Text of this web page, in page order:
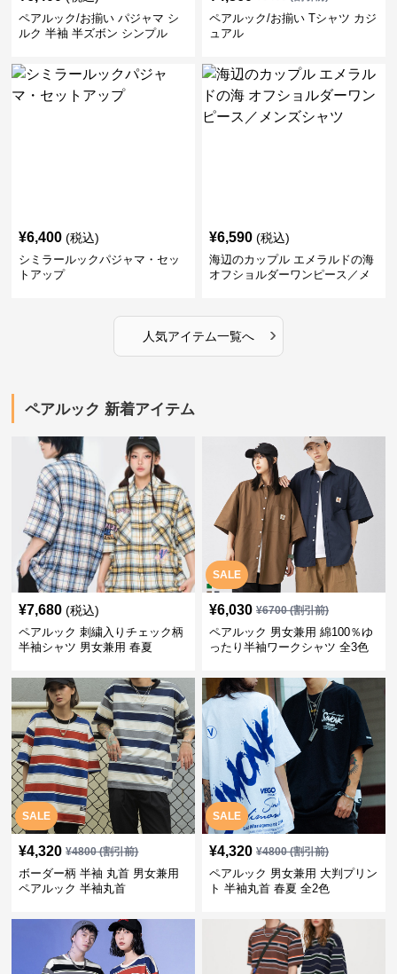
ペアルック/お揃い パジャマ シ
ルク 半袖 半ズボン シンプル
ペアルック/お揃い Tシャツ カジ
ュアル
¥6,400 (税込)
シミラールックパジャマ・セッ
トアップ
¥6,590 (税込)
海辺のカップル エメラルドの海
オフショルダーワンピース／メ
人気アイテム一覧へ ›
ペアルック 新着アイテム
¥7,680 (税込)
ペアルック 刺繍入りチェック柄
半袖シャツ 男女兼用 春夏
SALE
¥6,030 ¥6700(割引前)
ペアルック 男女兼用 綿100％ゆ
ったり半袖ワークシャツ 全3色
SALE
¥4,320 ¥4800(割引前)
ボーダー柄 半袖 丸首 男女兼用
ペアルック 半袖丸首
SALE
¥4,320 ¥4800(割引前)
ペアルック 男女兼用 大判プリン
ト 半袖丸首 春夏 全2色